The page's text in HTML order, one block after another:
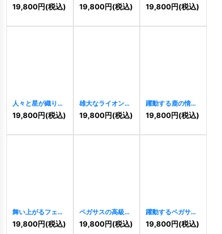
ンアイコン
11157
19,800円(税込)
何学的な上昇ロゴ
11152
19,800円(税込)
先進的成長ロゴ
11127
19,800円(税込)
人々と星が織りな
す躍動の調和ロゴ
11118
19,800円(税込)
雄大なライオンの
ロゴ[11111]
19,800円(税込)
躍動する鹿の情熱
と流動のロゴ
11074 ]
19,800円(税込)
舞い上がるフェニ
ックスの輝く円形
ロゴ 11068]
19,800円(税込)
ペガサスの高級感
あるロゴ [10434 ]
19,800円(税込)
躍動するペガサス
の情熱ロゴ
10432]
19,800円(税込)